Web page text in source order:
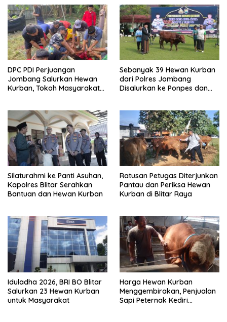
DPC PDI Perjuangan
Jombang Salurkan Hewan
Kurban, Tokoh Masyarakat
Sebanyak 39 Hewan Kurban
dari Polres Jombang
Disalurkan ke Ponpes dan
Silaturahmi ke Panti Asuhan,
Kapolres Blitar Serahkan
Bantuan dan Hewan Kurban
Ratusan Petugas Diterjunkan
Pantau dan Periksa Hewan
Kurban di Blitar Raya
Iduladha 2026, BRI BO Blitar
Salurkan 23 Hewan Kurban
untuk Masyarakat
Harga Hewan Kurban
Menggembirakan, Penjualan
Sapi Peternak Kediri